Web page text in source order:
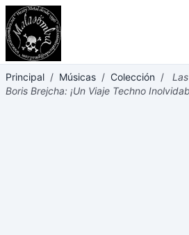
Principal / Músicas / Colección /
Boris Brejcha: ¡Un Viaje Techno